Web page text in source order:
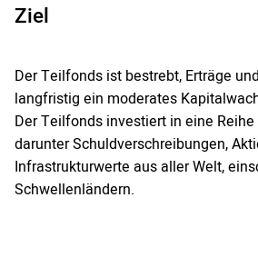
Ziel
Der Teilfonds ist bestrebt, Erträge
langfristig ein moderates
Der Teilfonds investiert in eine
darunter Schuldverschreibungen,
Infrastrukturwerte aus aller Welt,
Schwellenländern.